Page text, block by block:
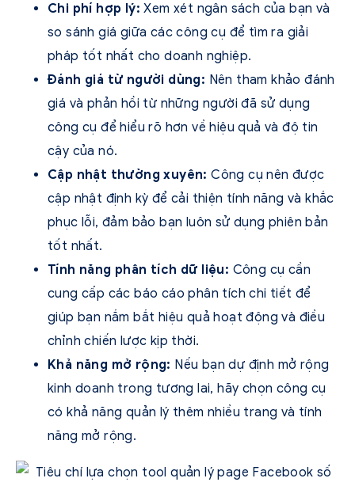
Chi phí hợp lý: Xem xét ngân sách của bạn và
so sánh giá giữa các công cụ để tìm ra giải
pháp tốt nhất cho doanh nghiệp.
Đánh giá từ người dùng: Nên tham khảo đánh
giá và phản hồi từ những người đã sử dụng
công cụ để hiểu rõ hơn về hiệu quả và độ tin
cậy của nó.
Cập nhật thường xuyên: Công cụ nên được
cập nhật định kỳ để cải thiện tính năng và khắc
phục lỗi, đảm bảo bạn luôn sử dụng phiên bản
tốt nhất.
Tính năng phân tích dữ liệu: Công cụ cần
cung cấp các báo cáo phân tích chi tiết để
giúp bạn nắm bắt hiệu quả hoạt động và điều
chỉnh chiến lược kịp thời.
Khả năng mở rộng: Nếu bạn dự định mở rộng
kinh doanh trong tương lai, hãy chọn công cụ
có khả năng quản lý thêm nhiều trang và tính
năng mở rộng.